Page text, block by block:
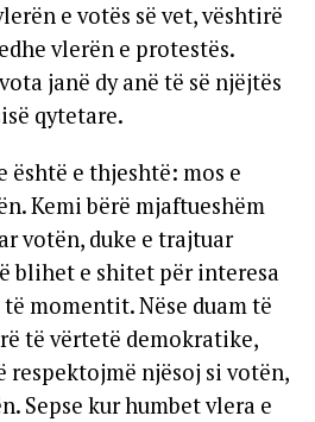
e votës së vet, vështirë
vlerën e protestës.
janë dy anë të së njëjtës
qytetare.
është e thjeshtë: mos e
Kemi bërë mjaftueshëm
votën, duke e trajtuar
blihet e shitet për interesa
momentit. Nëse duam të
të vërtetë demokratike,
respektojmë njësoj si votën,
Sepse kur humbet vlera e